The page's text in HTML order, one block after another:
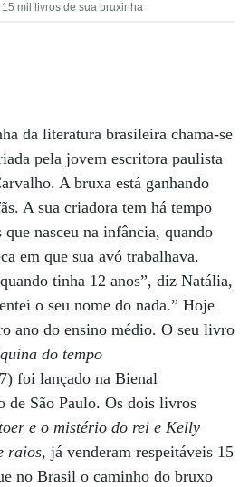
mil livros de sua bruxinha
da literatura brasileira chama-se
pela jovem escritora paulista
A bruxa está ganhando
A sua criadora tem há tempo
nasceu na infância, quando
em que sua avó trabalhava.
tinha 12 anos”, diz Natália,
o seu nome do nada.” Hoje
ano do ensino médio. O seu livro
do tempo
foi lançado na Bienal
de São Paulo. Os dois livros
e o mistério do rei e Kelly
raios, já venderam respeitáveis 15
no Brasil o caminho do bruxo